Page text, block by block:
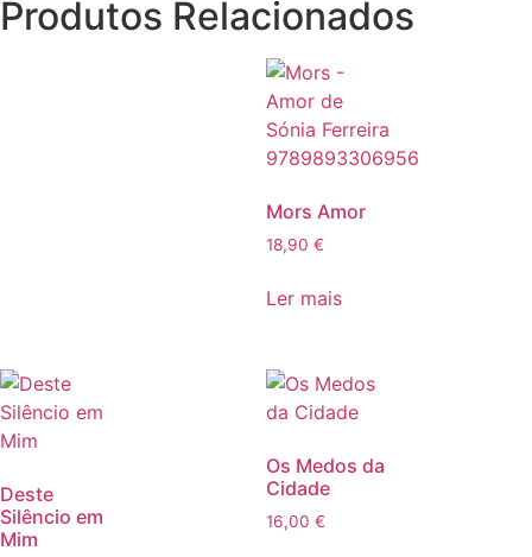
Produtos Relacionados
Mors Amor
18,90 €
Ler mais
Deste
Silêncio em
Mim
Os Medos da
Cidade
16,00 €